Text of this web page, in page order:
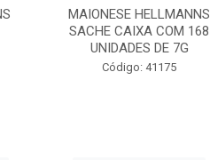
MAIONESE HELLMANNS
SACHE CAIXA COM 168
UNIDADES DE 7G
Código: 41175